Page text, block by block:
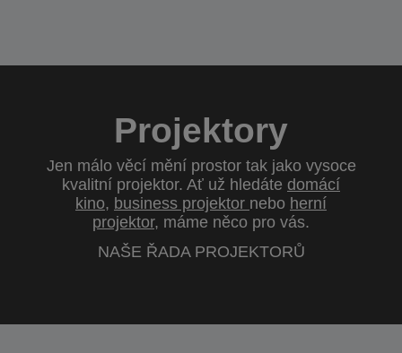
Projektory
Jen málo věcí mění prostor tak jako vysoce
kvalitní projektor. Ať už hledáte domácí
kino, business projektor nebo herní
projektor, máme něco pro vás.
NAŠE ŘADA PROJEKTORŮ